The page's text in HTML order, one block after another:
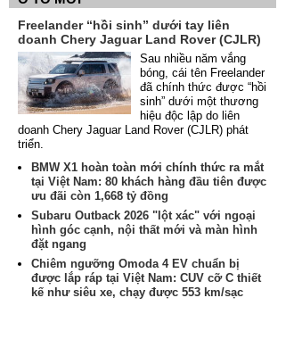
Freelander “hồi sinh” dưới tay liên
doanh Chery Jaguar Land Rover (CJLR)
Sau nhiều năm vắng
bóng, cái tên Freelander
đã chính thức được “hồi
sinh” dưới một thương
hiệu độc lập do liên
doanh Chery Jaguar Land Rover (CJLR) phát
triển.
BMW X1 hoàn toàn mới chính thức ra mắt
tại Việt Nam: 80 khách hàng đầu tiên được
ưu đãi còn 1,668 tỷ đồng
Subaru Outback 2026 "lột xác" với ngoại
hình góc cạnh, nội thất mới và màn hình
đặt ngang
Chiêm ngưỡng Omoda 4 EV chuẩn bị
được lắp ráp tại Việt Nam: CUV cỡ C thiết
kế như siêu xe, chạy được 553 km/sạc